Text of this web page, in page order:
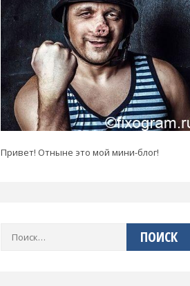
Привет! Отныне это мой мини-блог!
Найти: